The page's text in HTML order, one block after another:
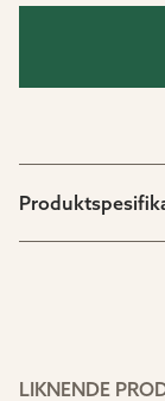
LIKNENDE